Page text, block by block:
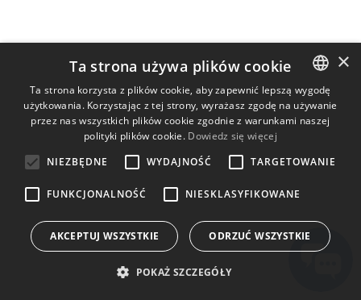
ENGLISH
CROATIAN
DUTCH
×
Ta strona używa plików cookie
Ta strona korzysta z plików cookie, aby zapewnić lepszą wygodę
użytkowania. Korzystając z tej strony, wyrażasz zgodę na używanie
przez nas wszystkich plików cookie zgodnie z warunkami naszej
polityki plików cookie. Dowiedz się więcej
NIEZBĘDNE
WYDAJNOŚĆ TARGETOWANIE
FUNKCJONALNOŚĆ NIESKLASYFIKOWANE
AKCEPTUJ WSZYSTKIE ODRZUĆ WSZYSTKIE
POKAŻ SZCZEGÓŁY